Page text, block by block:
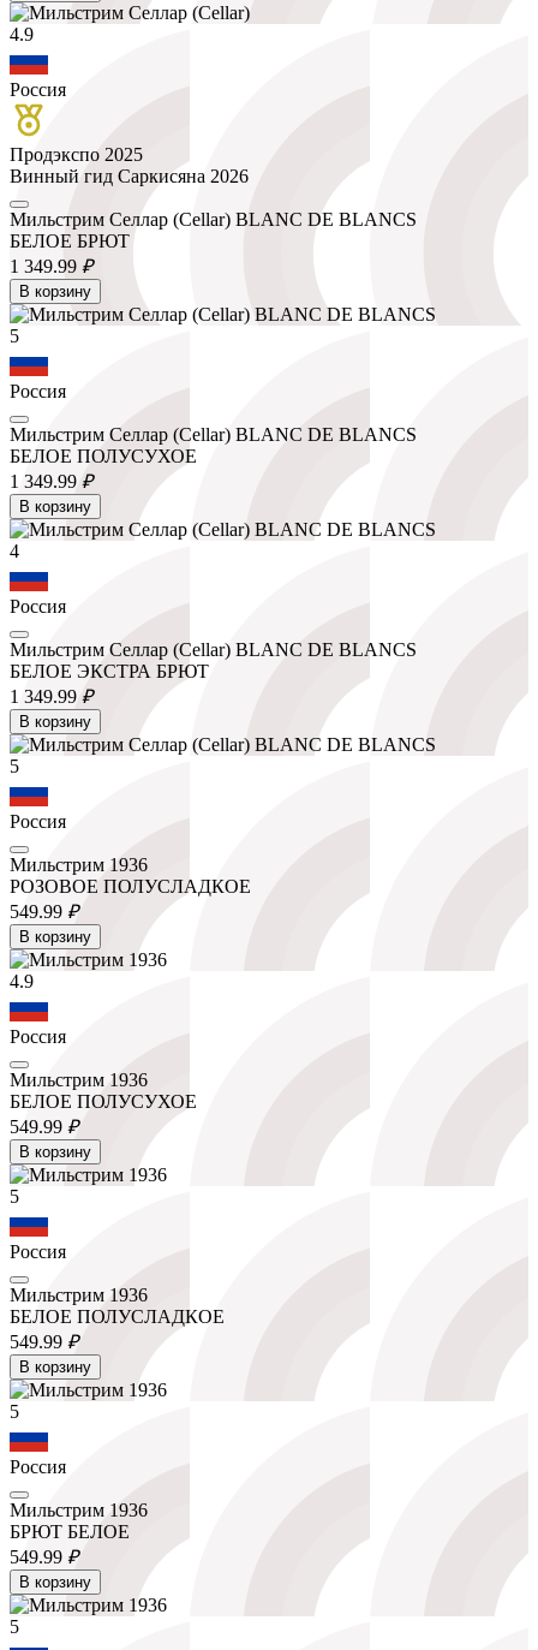
4.9
Россия
Продэкспо 2025
Винный гид Саркисяна 2026
Мильстрим Селлар (Cellar) BLANC DE BLANCS
БЕЛОЕ БРЮТ
1 349.99 ₽
В корзину
5
Россия
Мильстрим Селлар (Cellar) BLANC DE BLANCS
БЕЛОЕ ПОЛУСУХОЕ
1 349.99 ₽
В корзину
4
Россия
Мильстрим Селлар (Cellar) BLANC DE BLANCS
БЕЛОЕ ЭКСТРА БРЮТ
1 349.99 ₽
В корзину
5
Россия
Мильстрим 1936
РОЗОВОЕ ПОЛУСЛАДКОЕ
549.99 ₽
В корзину
4.9
Россия
Мильстрим 1936
БЕЛОЕ ПОЛУСУХОЕ
549.99 ₽
В корзину
5
Россия
Мильстрим 1936
БЕЛОЕ ПОЛУСЛАДКОЕ
549.99 ₽
В корзину
5
Россия
Мильстрим 1936
БРЮТ БЕЛОЕ
549.99 ₽
В корзину
5